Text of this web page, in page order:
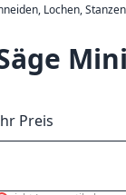
Lochen, Stanzen
Preis